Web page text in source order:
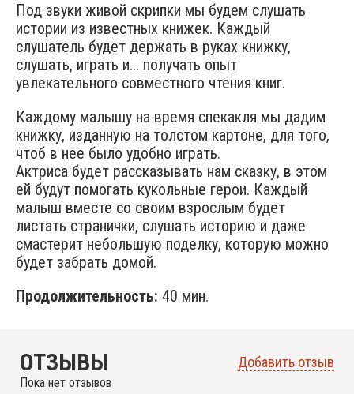
Под звуки живой скрипки мы будем слушать
истории из известных книжек. Каждый
слушатель будет держать в руках книжку,
слушать, играть и... получать опыт
увлекательного совместного чтения книг.
Каждому малышу на время спекакля мы дадим
книжку, изданную на толстом картоне, для того,
чтоб в нее было удобно играть.
Актриса будет рассказывать нам сказку, в этом
ей будут помогать кукольные герои. Каждый
малыш вместе со своим взрослым будет
листать странички, слушать историю и даже
смастерит небольшую поделку, которую можно
будет забрать домой.
Продолжительность: 40 мин.
ОТЗЫВЫ Добавить отзыв
Пока нет отзывов